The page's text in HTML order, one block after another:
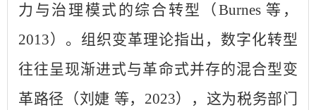
力与治理模式的综合转型（Burnes 等，
2013）。组织变革理论指出，数字化转型
往往呈现渐进式与革命式并存的混合型变
革路径（刘婕 等，2023），这为税务部门